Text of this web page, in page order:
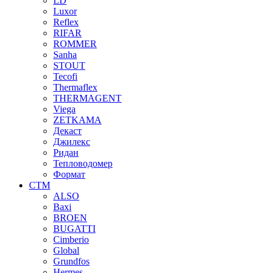
Luxor
Reflex
RIFAR
ROMMER
Sanha
STOUT
Tecofi
Thermaflex
THERMAGENT
Viega
ZETKAMA
Декаст
Джилекс
Ридан
Тепловодомер
Формат
СТМ
ALSO
Baxi
BROEN
BUGATTI
Cimberio
Global
Grundfos